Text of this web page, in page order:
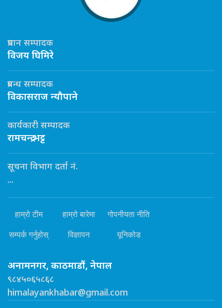
प्रधान सम्पादक
विजय घिमिरे
प्रबन्ध सम्पादक
विकासराज न्यौपाने
कार्यकारी सम्पादक
रामचन्द्र भट्ट
सूचना विभाग दर्ता नं.
...
हाम्रो टीम हाम्रो बारेमा गोपनीयता नीति
सम्पर्क गर्नुहोस् विज्ञापन यूनिकोड
अनामनगर, काठमाडौं, नेपाल
९८४५०६५८६८
himalayankhabar@gmail.com